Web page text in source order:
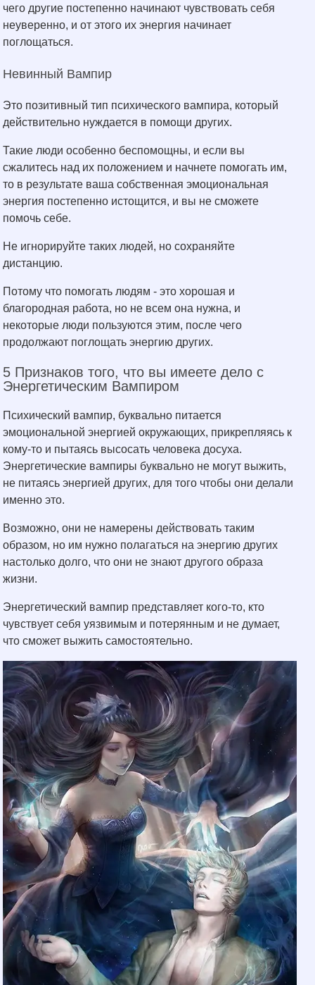
чего другие постепенно начинают чувствовать себя
неуверенно, и от этого их энергия начинает
поглощаться.
Невинный Вампир
Это позитивный тип психического вампира, который
действительно нуждается в помощи других.
Такие люди особенно беспомощны, и если вы
сжалитесь над их положением и начнете помогать им,
то в результате ваша собственная эмоциональная
энергия постепенно истощится, и вы не сможете
помочь себе.
Не игнорируйте таких людей, но сохраняйте
дистанцию.
Потому что помогать людям - это хорошая и
благородная работа, но не всем она нужна, и
некоторые люди пользуются этим, после чего
продолжают поглощать энергию других.
5 Признаков того, что вы имеете дело с
Энергетическим Вампиром
Психический вампир, буквально питается
эмоциональной энергией окружающих, прикрепляясь к
кому-то и пытаясь высосать человека досуха.
Энергетические вампиры буквально не могут выжить,
не питаясь энергией других, для того чтобы они делали
именно это.
Возможно, они не намерены действовать таким
образом, но им нужно полагаться на энергию других
настолько долго, что они не знают другого образа
жизни.
Энергетический вампир представляет кого-то, кто
чувствует себя уязвимым и потерянным и не думает,
что сможет выжить самостоятельно.